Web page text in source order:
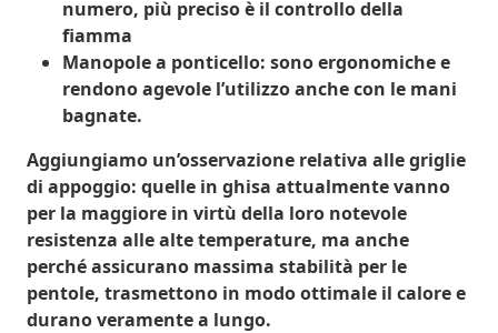
numero, più preciso è il controllo della
fiamma
Manopole a ponticello: sono ergonomiche e
rendono agevole l’utilizzo anche con le mani
bagnate.
Aggiungiamo un’osservazione relativa allegriglie
di appoggio: quelle in ghisa attualmente vanno
per la maggiore in virtù della loro notevole
resistenza alle alte temperature, ma anche
perché assicurano massima stabilità per le
pentole, trasmettono in modo ottimale il calore e
durano veramente a lungo.